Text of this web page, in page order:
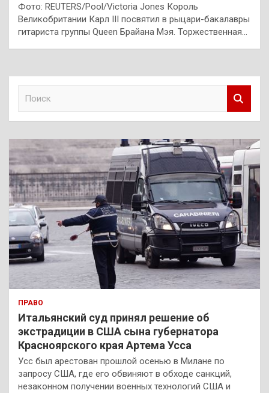
Фото: REUTERS/Pool/Victoria Jones Король
Великобритании Карл III посвятил в рыцари-бакалавры
гитариста группы Queen Брайана Мэя. Торжественная…
к
ПРАВО
Итальянский суд принял решение об
экстрадиции в США сына губернатора
Красноярского края Артема Усса
Усс был арестован прошлой осенью в Милане по
запросу США, где его обвиняют в обходе санкций,
незаконном получении военных технологий США и